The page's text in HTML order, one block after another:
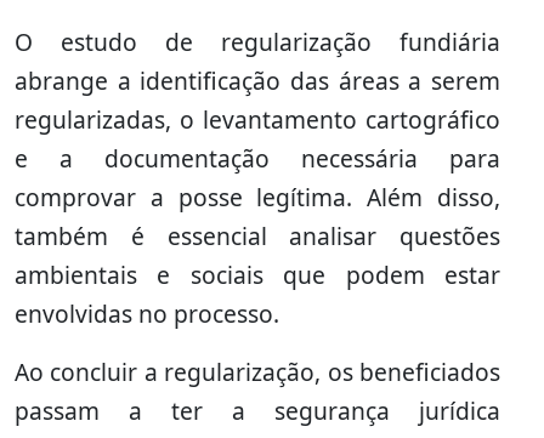
O estudo de regularização fundiária
abrange a identificação das áreas a serem
regularizadas, o levantamento cartográfico
e a documentação necessária para
comprovar a posse legítima. Além disso,
também é essencial analisar questões
ambientais e sociais que podem estar
envolvidas no processo.
Ao concluir a regularização, os beneficiados
passam a ter a segurança jurídica